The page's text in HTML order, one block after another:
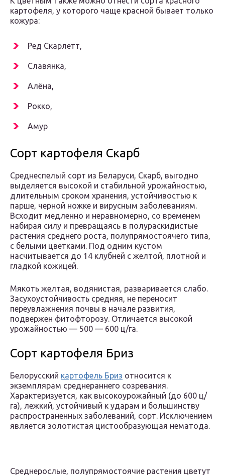
картофеля, у которого чаще красной бывает только
кожура:
Ред Скарлетт,
Славянка,
Алёна,
Рокко,
Амур
Сорт картофеля Скарб
Среднеспелый сорт из Беларуси, Скарб, выгодно
выделяется высокой и стабильной урожайностью,
длительным сроком хранения, устойчивостью к
парше, черной ножке и вирусным заболеваниям.
Всходит медленно и неравномерно, со временем
набирая силу и превращаясь в полураскидистые
растения среднего роста, полупрямостоячего типа,
с белыми цветками. Под одним кустом
насчитывается до 14 клубней с желтой, плотной и
гладкой кожицей.
Мякоть желтая, водянистая, разваривается слабо.
Засухоустойчивость средняя, не переносит
переувлажнения почвы в начале развития,
подвержен фитофторозу. Отличается высокой
урожайностью — 500 — 600 ц/га.
Сорт картофеля Бриз
Белорусский картофель Бриз относится к
экземплярам среднераннего созревания.
Характеризуется, как высокоурожайный (до 600 ц/
га), лежкий, устойчивый к ударам и большинству
распространенных заболеваний, сорт. Исключением
является золотистая цистообразующая нематода.
Среднерослые, полупрямостоячие растения цветут